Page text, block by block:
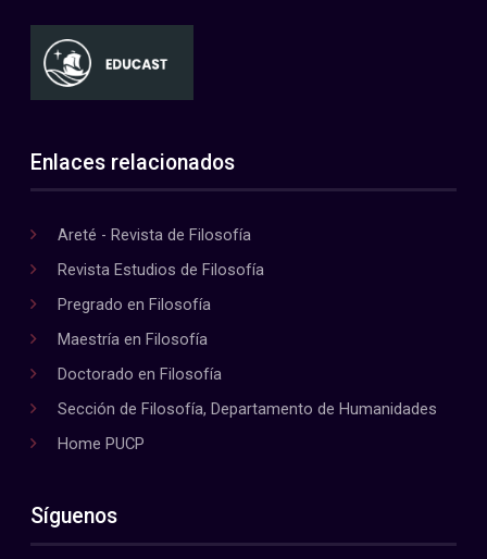
Enlaces relacionados
Areté - Revista de Filosofía
Revista Estudios de Filosofía
Pregrado en Filosofía
Maestría en Filosofía
Doctorado en Filosofía
Sección de Filosofía, Departamento de Humanidades
Home PUCP
Síguenos